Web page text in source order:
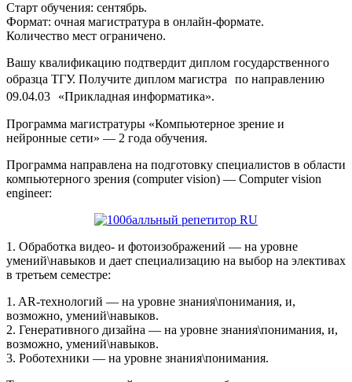
Старт обучения: сентябрь.
Формат: очная магистратура в онлайн-формате.
Количество мест ограничено.
Вашу квалификацию подтвердит диплом государственного
образца ТГУ. Получите диплом магистра по направлению
09.04.03 «Прикладная информатика».
Программа магистратуры «Компьютерное зрение и
нейронные сети» — 2 года обучения.
Программа направлена на подготовку специалистов в области
компьютерного зрения (computer vision) — Computer vision
engineer:
1. Обработка видео- и фотоизображений — на уровне
умений\навыков и дает специализацию на выбор на элективах
в третьем семестре:
1. AR-технологий — на уровне знания\понимания, и,
возможно, умений\навыков.
2. Генеративного дизайна — на уровне знания\понимания, и,
возможно, умений\навыков.
3. Роботехники — на уровне знания\понимания.